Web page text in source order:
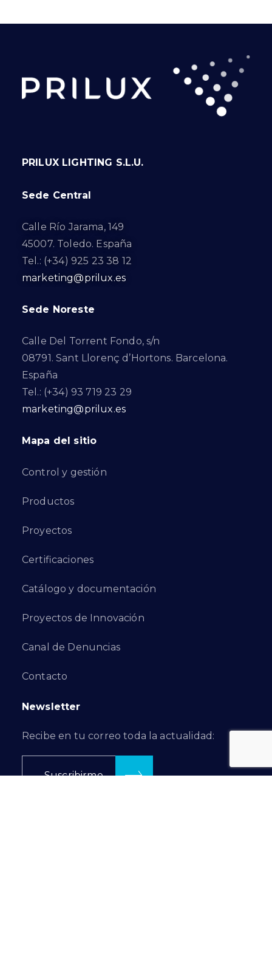
PRILUX LIGHTING S.L.U.
Sede Central
Calle Río Jarama, 149
45007. Toledo. España
Tel.: (+34) 925 23 38 12
marketing@prilux.es
Sede Noreste
Calle Del Torrent Fondo, s/n
08791. Sant Llorenç d’Hortons. Barcelona.
España
Tel.: (+34) 93 719 23 29
marketing@prilux.es
Mapa del sitio
Control y gestión
Productos
Proyectos
Certificaciones
Catálogo y documentación
Proyectos de Innovación
Canal de Denuncias
Contacto
Newsletter
Recibe en tu correo toda la actualidad:
Suscribirme